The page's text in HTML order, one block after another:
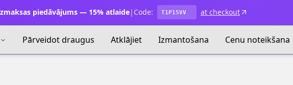
piedāvājums — 15% atlaide| Code: T1P15VV at checkout
Pārveidot draugus Atklājiet Izmantošana Cenu noteikšana